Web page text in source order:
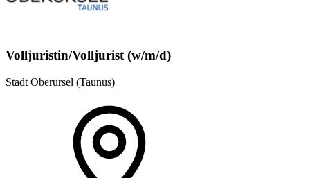
Volljuristin/Volljurist (w/m/d)
Stadt Oberursel (Taunus)